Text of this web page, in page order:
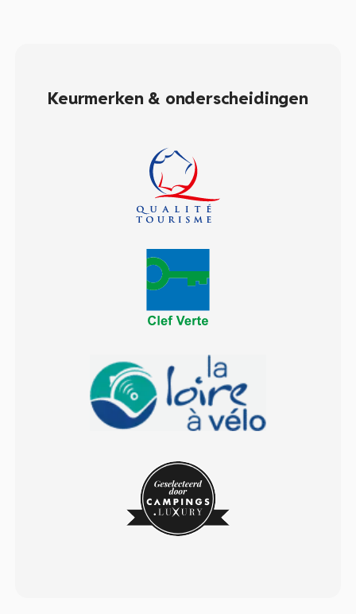
Keurmerken & onderscheidingen